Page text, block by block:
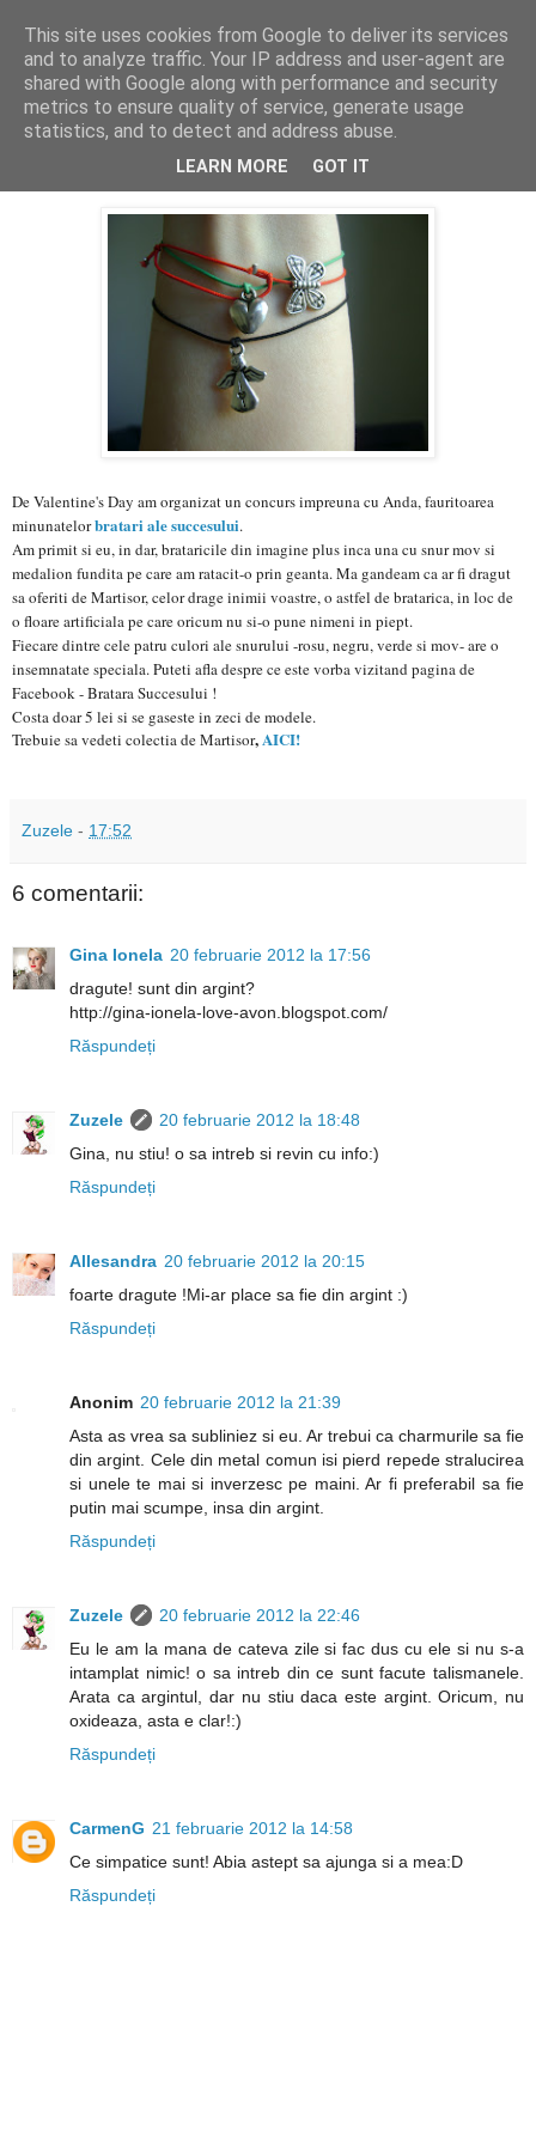
PentruDive.ro
luni, 20 februarie 2012
Nu vrei si tu martisoare norocoase?
De Valentine's Day am organizat un concurs impreuna cu Anda, fauritoarea
minunatelorbratari ale succesului.
Am primit si eu, in dar, brataricile din imagine plus inca una cu snur mov si
medalion fundita pe care am ratacit-o prin geanta. Ma gandeam ca ar fi dragut
sa oferiti de Martisor, celor drage inimii voastre, o astfel de bratarica, in loc de
o floare artificiala pe care oricum nu si-o pune nimeni in piept.
Fiecare dintre cele patru culori ale snurului -rosu, negru, verde si mov- are o
insemnatate speciala. Puteti afla despre ce este vorba vizitand pagina de
Facebook - Bratara Succesului !
Costa doar 5 lei si se gaseste in zeci de modele.
Trebuie sa vedeti colectia de Martisor, AICI!
Zuzele - 17:52
6 comentarii:
Gina Ionela 20 februarie 2012 la 17:56
dragute! sunt din argint?
http://gina-ionela-love-avon.blogspot.com/
Răspundeți
Zuzele
20 februarie 2012 la 18:48
Gina, nu stiu! o sa intreb si revin cu info:)
Răspundeți
Allesandra 20 februarie 2012 la 20:15
foarte dragute !Mi-ar place sa fie din argint :)
Răspundeți
Anonim 20 februarie 2012 la 21:39
Asta as vrea sa subliniez si eu. Ar trebui ca charmurile sa fie
din argint. Cele din metal comun isi pierd repede stralucirea
si unele te mai si inverzesc pe maini. Ar fi preferabil sa fie
putin mai scumpe, insa din argint.
Răspundeți
Zuzele
20 februarie 2012 la 22:46
Eu le am la mana de cateva zile si fac dus cu ele si nu s-a
intamplat nimic! o sa intreb din ce sunt facute talismanele.
Arata ca argintul, dar nu stiu daca este argint. Oricum, nu
oxideaza, asta e clar!:)
Răspundeți
CarmenG 21 februarie 2012 la 14:58
Ce simpatice sunt! Abia astept sa ajunga si a mea:D
Răspundeți
This site uses cookies from Google to deliver its services
and to analyze traffic. Your IP address and user-agent are
shared with Google along with performance and security
metrics to ensure quality of service, generate usage
statistics, and to detect and address abuse.
LEARN MORE GOT IT